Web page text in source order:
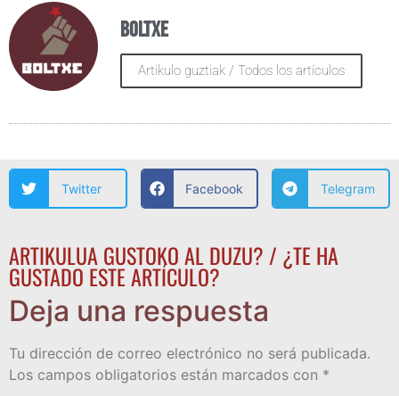
Boltxe
Artikulo guztiak / Todos los artículos
Twitter Facebook Telegram
ARTIKULUA GUSTOKO AL DUZU? / ¿TE HA
GUSTADO ESTE ARTÍCULO?
Deja una respuesta
Tu dirección de correo electrónico no será publicada.
Los campos obligatorios están marcados con *